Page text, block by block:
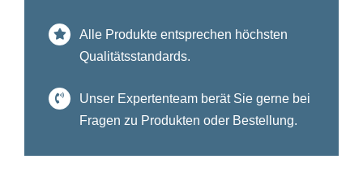
Alle Produkte entsprechen höchsten
Qualitätsstandards.
Unser Expertenteam berät Sie gerne bei
Fragen zu Produkten oder Bestellung.